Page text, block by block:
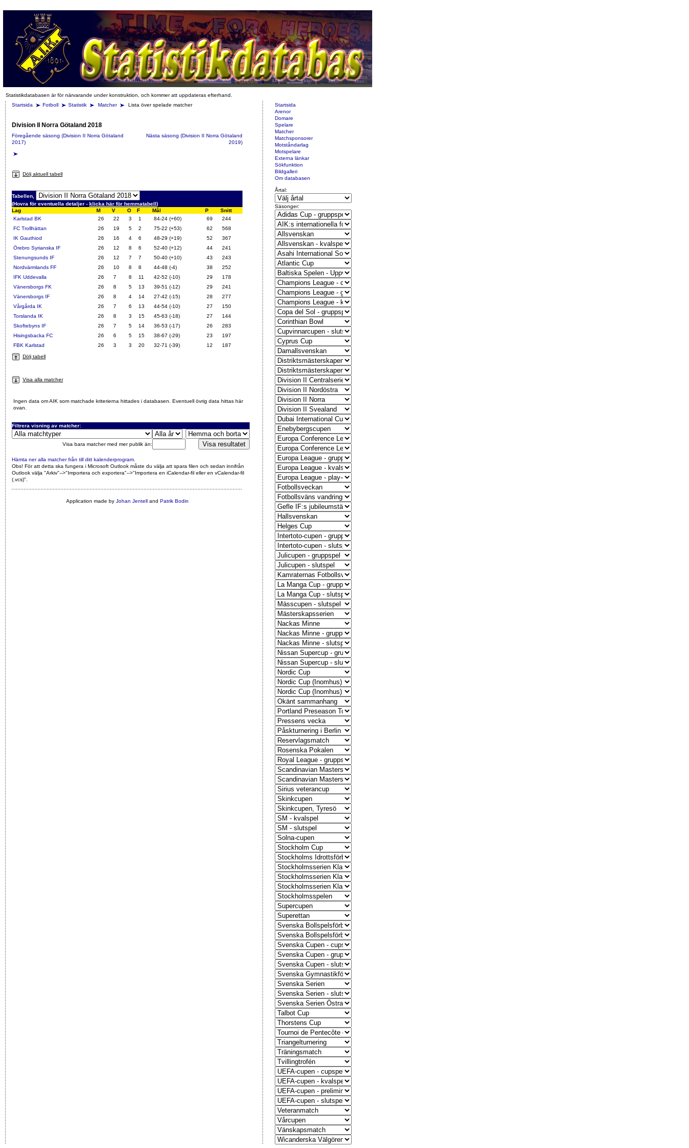
Statistikdatabasen är för närvarande under konstruktion, och kommer att uppdateras efterhand.
Startsida
Fotboll Statistik Matcher Lista över spelade matcher
Division II Norra Götaland 2018
Föregående säsong (Division II Norra Götaland
2017)
Nästa säsong (Division II Norra Götaland
2019)
Dölj aktuell tabell
Tabellen,
(Hovra för eventuella detaljer - klicka här för hemmatabell)
Lag
M V O F Mål P
Snitt
Karlstad BK
26 22 3 1 84-24 (+60) 69
244
FC Trollhättan
26 19 5 2 75-22 (+53) 62
568
IK Gauthiod
26 16 4 6 48-29 (+19) 52
367
Örebro Syrianska IF
26 12 8 6 52-40 (+12) 44
241
Stenungsunds IF
26 12 7 7 50-40 (+10) 43
243
Nordvärmlands FF
26 10 8 8 44-48 (-4) 38
252
IFK Uddevalla
26 7 8 11 42-52 (-10) 29
178
Vänersborgs FK
26 8 5 13 39-51 (-12) 29
241
Vänersborgs IF
26 8 4 14 27-42 (-15) 28
277
Vårgårda IK
26 7 6 13 44-54 (-10) 27
150
Torslanda IK
26 8 3 15 45-63 (-18) 27
144
Skoftebyns IF
26 7 5 14 36-53 (-17) 26
283
Hisingsbacka FC
26 6 5 15 38-67 (-29) 23
197
FBK Karlstad
26 3 3 20 32-71 (-39) 12
187
Dölj tabell
Visa alla matcher
Ingen data om AIK som matchade kriterierna hittades i databasen. Eventuell övrig data hittas här
ovan.
Filtrera visning av matcher:
Visa bara matcher med mer publik än:
Hämta ner alla matcher från till ditt kalenderprogram
Obs! För att detta ska fungera i Microsoft Outlook måste du välja att spara filen och sedan innifrån
Outlook välja "Arkiv"-->"Importera och exportera"-->"Importera en iCalendar-fil eller en vCalendar-fil
(.vcs)"
Application made by Johan Jentelland Patrik Bodin
Startsida
Arenor
Domare
Spelare
Matcher
Matchsponsorer
Motståndarlag
Motspelare
Externa länkar
Sökfunktion
Bildgalleri
Om databasen
Årtal:
Säsonger: